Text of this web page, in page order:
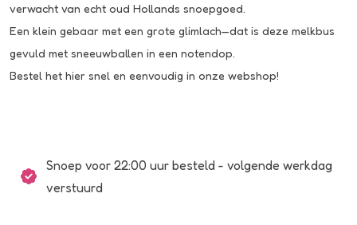
verwacht van echt oud Hollands snoepgoed.
Een klein gebaar met een grote glimlach—dat is deze melkbus
gevuld met sneeuwballen in een notendop.
Bestel het hier snel en eenvoudig in onze webshop!
Snoep voor 22:00 uur besteld - volgende werkdag
verstuurd